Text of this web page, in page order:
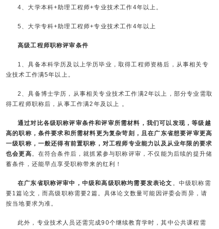
4、大学本科+助理工程师+专业技术工作4年以上。
5、大学专科+助理工程师+专业技术工作4年以上
高级工程师职称评审条件
1、具备本科学历及以上学历毕业，取得工程师资格后，从事相关专
业技术工作满5年以上。
2、具备博士学历，从事相关专业技术工作满2年以上，部分专业需取
得工程师职称后，从事工作满2年及以上 。
通过对比各级职称评审条件和评审所需材料，我们可以发现，等级越
高的职称，条件要求和所需材料更为复杂苛刻，且在广东省想要评审更高
一级职称，一般还得有前置职称，对工程师专业能力以及从业年限的要求
也会更高。在符合条件后，就抓紧参与职称评审，不仅能为后续的提升储
蓄条件，还能早点享受职称带来的红利！
在广东省职称评审中，中级和高级职称均需要发表论文 。中级职称需
要1篇论文，而高级职称需要2篇。具体论文数量可能因评委会而异，请
按当地要求为准。
此外，专业技术人员还需完成90个继续教育学时，其中公共课程需